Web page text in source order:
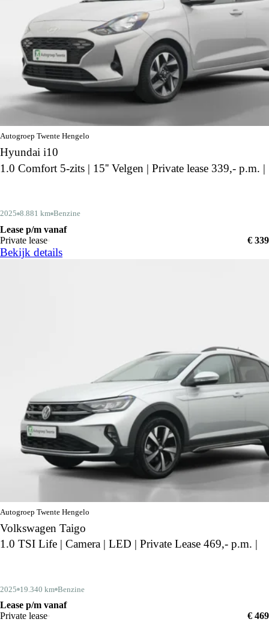
Autogroep Twente Hengelo
Hyundai i10
1.0 Comfort 5-zits | 15'' Velgen | Private lease 339,- p.m. |
2025 8.881 km Benzine
Lease p/m vanaf
Private lease
€ 339
Bekijk details
Autogroep Twente Hengelo
Volkswagen Taigo
1.0 TSI Life | Camera | LED | Private Lease 469,- p.m. |
2025 19.340 km Benzine
Lease p/m vanaf
Private lease
€ 469